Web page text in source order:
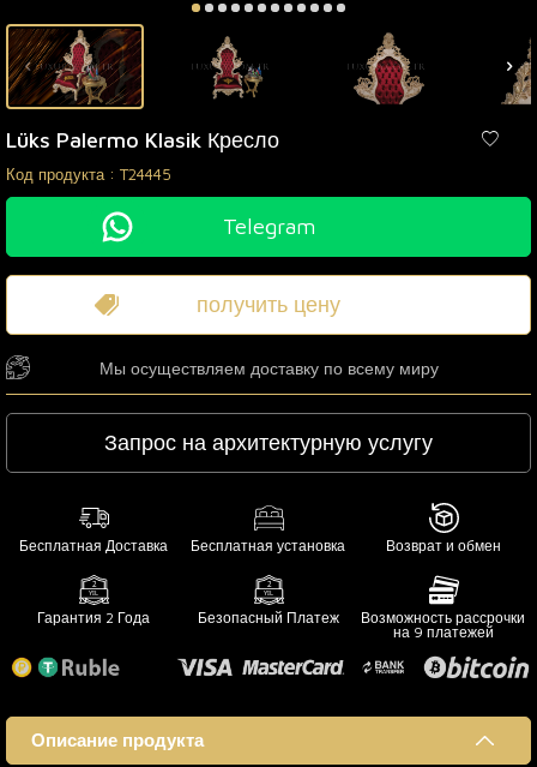
Lüks Palermo Klasik Кресло
Код продукта : T24445
Telegram
получить цену
Мы осуществляем доставку по всему миру
Запрос на архитектурную услугу
Бесплатная Доставка Бесплатная установка Возврат и обмен
Гарантия 2 Года Безопасный Платеж
Возможность рассрочки
на 9 платежей
Описание продукта